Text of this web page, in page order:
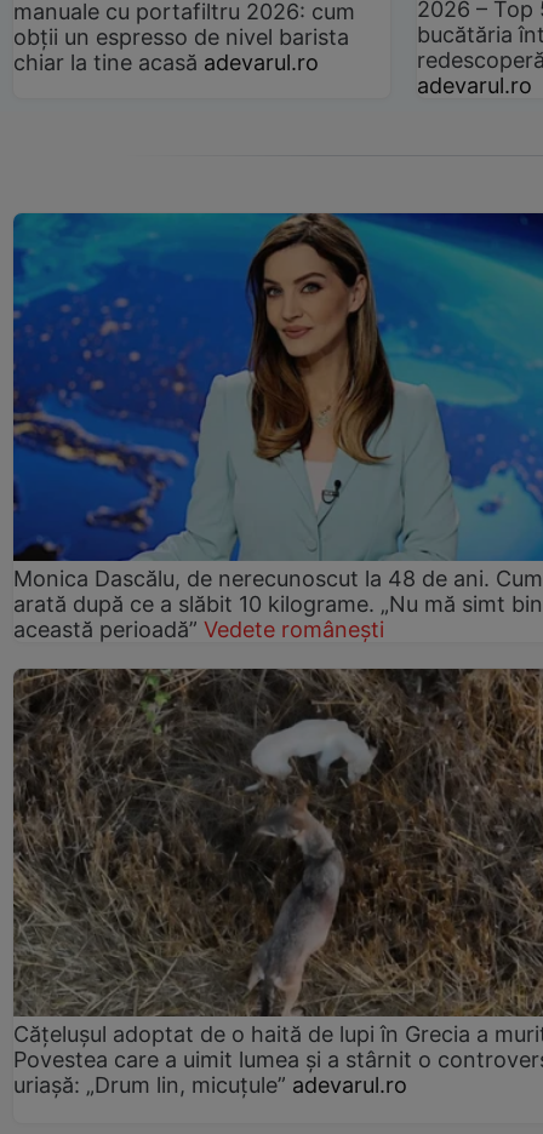
manuale cu portafiltru 2026: cum
obții un espresso de nivel barista
chiar la tine acasă adevarul.ro
2026 –
bucătăria
adevarul.ro
Monica Dascălu, de nerecunoscut la 48 de ani. Cum
arată după ce a slăbit 10 kilograme. „Nu mă simt
această perioadă” Vedete românești
Cățelușul adoptat de o haită de lupi în Grecia a
Povestea care a uimit lumea și a stârnit o
uriașă: „Drum lin, micuțule” adevarul.ro